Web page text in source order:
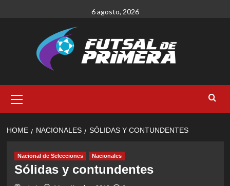
6 agosto, 2026
Menu
HOME NACIONALES SÓLIDAS Y CONTUNDENTES
Nacional de Selecciones Nacionales
Sólidas y contundentes